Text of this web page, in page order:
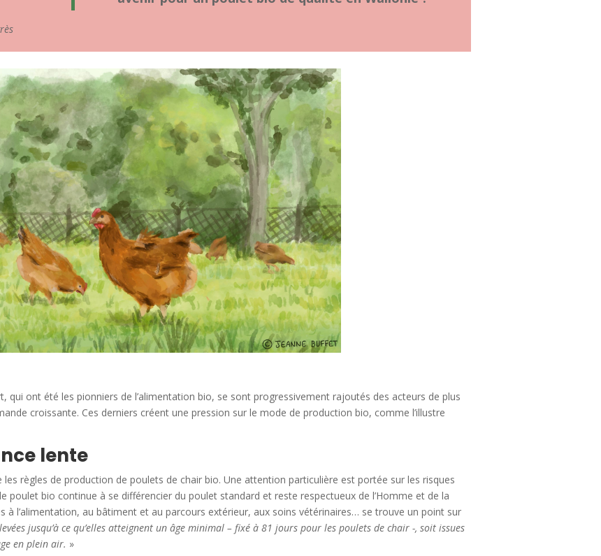
qui ont été les pionniers de l’alimentation bio, se sont progressivement rajoutés des acteurs de plus
croissante. Ces derniers créent une pression sur le mode de production bio, comme l’illustre
lente
règles de production de poulets de chair bio. Une attention particulière est portée sur les risques
poulet bio continue à se différencier du poulet standard et reste respectueux de l’Homme et de la
à l’alimentation, au bâtiment et au parcours extérieur, aux soins vétérinaires… se trouve un point sur
jusqu’à ce qu’elles atteignent un âge minimal – fixé à 81 jours pour les poulets de chair -, soit issues
en plein air. »